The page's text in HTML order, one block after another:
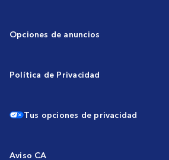
Opciones de anuncios
Política de Privacidad
Tus opciones de privacidad
Aviso CA